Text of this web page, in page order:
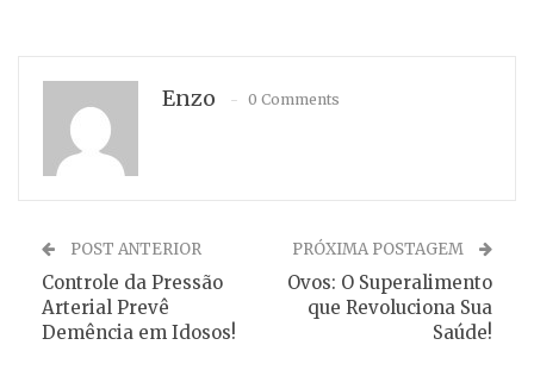
Enzo 0 Comments
POST ANTERIOR
Controle da Pressão
Arterial Prevê
Demência em Idosos!
PRÓXIMA POSTAGEM
Ovos: O Superalimento
que Revoluciona Sua
Saúde!